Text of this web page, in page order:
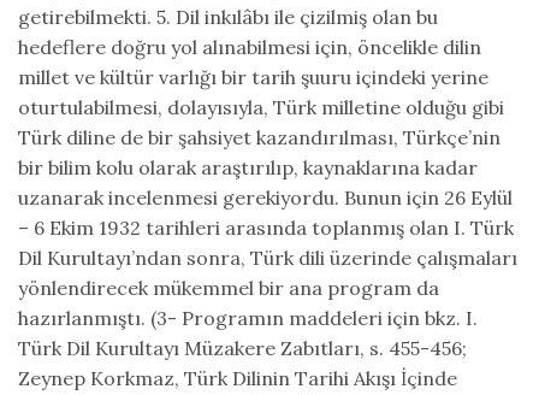
getirebilmekti. 5. Dil inkılâbı ile çizilmiş olan bu
hedeflere doğru yol alınabilmesi için, öncelikle dilin
millet ve kültür varlığı bir tarih şuuru içindeki yerine
oturtulabilmesi, dolayısıyla, Türk milletine olduğu gibi
Türk diline de bir şahsiyet kazandırılması, Türkçe’nin
bir bilim kolu olarak araştırılıp, kaynaklarına kadar
uzanarak incelenmesi gerekiyordu. Bunun için 26 Eylül
– 6 Ekim 1932 tarihleri arasında toplanmış olan I. Türk
Dil Kurultayı’ndan sonra, Türk dili üzerinde çalışmaları
yönlendirecek mükemmel bir ana program da
hazırlanmıştı. (3- Programın maddeleri için bkz. I.
Türk Dil Kurultayı Müzakere Zabıtları, s. 455-456;
Zeynep Korkmaz, Türk Dilinin Tarihi Akışı İçinde